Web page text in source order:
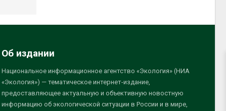
Об издании
Национальное информационное агентство «Экология» (НИА
«Экология») — тематическое интернет-издание,
предоставляющее актуальную и объективную новостную
информацию об экологической ситуации в России и в мире,